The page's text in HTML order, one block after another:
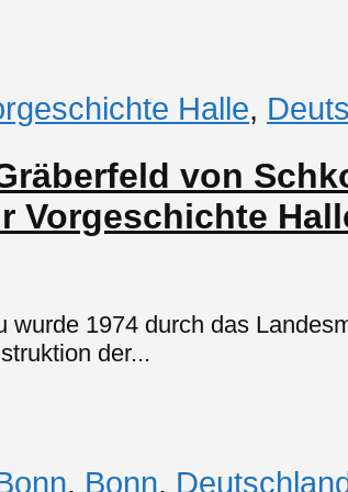
Halle,
von
Vorgeschichte
wurde 1974 durch das
der...
, Bonn,